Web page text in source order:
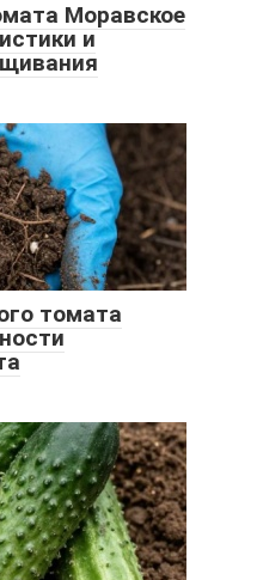
Моравское
и
томата